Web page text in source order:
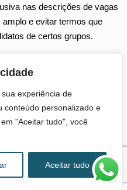
experiência de
conteúdo personalizado e
"Aceitar tudo", você
Aceitar tudo
nas descrições de vagas
e evitar termos que
de certos grupos.
que possam excluir
todos os envolvidos no
reconhecer e mitigar
recrutamento para
no processo de seleção.